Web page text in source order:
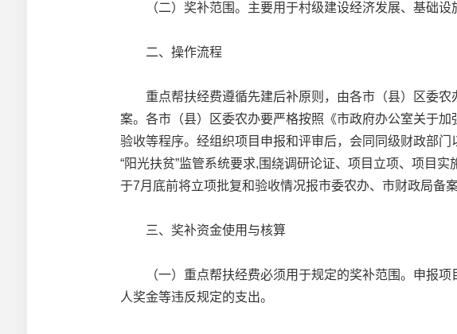
（二）奖补范围。主要用于村级建设经济发展、基础设
二、操作流程
重点帮扶经费遵循先建后补原则，由各市（县）区委农
案。各市（县）区委农办要严格按照《市政府办公室关于
验收等程序。经组织项目申报和评审后，会同同级财政部
“阳光扶贫”监管系统要求,围绕调研论证、项目立项、项目
于7月底前将立项批复和验收情况报市委农办、市财政局备案
三、奖补资金使用与核算
（一）重点帮扶经费必须用于规定的奖补范围。申报项
人奖金等违反规定的支出。